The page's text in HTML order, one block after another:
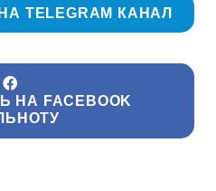
TELEGRAM КАНАЛ
НА FACEBOOK